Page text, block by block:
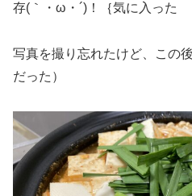
存(｀・ω・´)！｛気に入った
写真を撮り忘れたけど、この
だった）